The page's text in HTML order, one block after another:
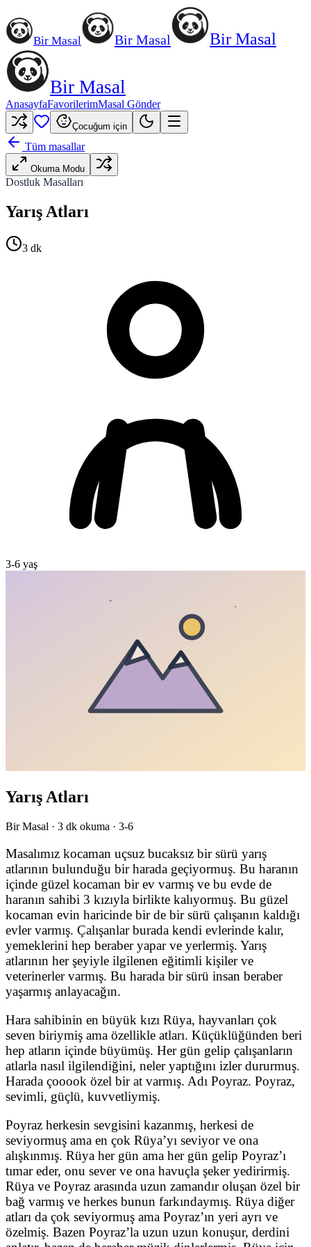
Bir Masal Bir Masal Bir Masal
Bir Masal
AnasayfaFavorilerimMasal Gönder
Çocuğum için
Tüm masallar
Okuma Modu
Dostluk Masalları
Yarış Atları
3 dk
3-6 yaş
Yarış Atları
Bir Masal · 3 dk okuma · 3-6
Masalımız kocaman uçsuz bucaksız bir sürü yarış
atlarının bulunduğu bir harada geçiyormuş. Bu haranın
içinde güzel kocaman bir ev varmış ve bu evde de
haranın sahibi 3 kızıyla birlikte kalıyormuş. Bu güzel
kocaman evin haricinde bir de bir sürü çalışanın kaldığı
evler varmış. Çalışanlar burada kendi evlerinde kalır,
yemeklerini hep beraber yapar ve yerlermiş. Yarış
atlarının her şeyiyle ilgilenen eğitimli kişiler ve
veterinerler varmış. Bu harada bir sürü insan beraber
yaşarmış anlayacağın.
Hara sahibinin en büyük kızı Rüya, hayvanları çok
seven biriymiş ama özellikle atları. Küçüklüğünden beri
hep atların içinde büyümüş. Her gün gelip çalışanların
atlarla nasıl ilgilendiğini, neler yaptığını izler dururmuş.
Harada çooook özel bir at varmış. Adı Poyraz. Poyraz,
sevimli, güçlü, kuvvetliymiş.
Poyraz herkesin sevgisini kazanmış, herkesi de
seviyormuş ama en çok Rüya’yı seviyor ve ona
alışkınmış. Rüya her gün ama her gün gelip Poyraz’ı
tımar eder, onu sever ve ona havuçla şeker yedirirmiş.
Rüya ve Poyraz arasında uzun zamandır oluşan özel bir
bağ varmış ve herkes bunun farkındaymış. Rüya diğer
atları da çok seviyormuş ama Poyraz’ın yeri ayrı ve
özelmiş. Bazen Poyraz’la uzun uzun konuşur, derdini